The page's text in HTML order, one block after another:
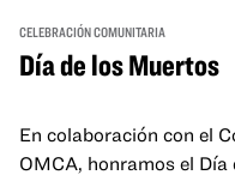
CELEBRACIÓN COMUNITARIA
Día de los Muertos
En colaboración con el
OMCA, honramos el